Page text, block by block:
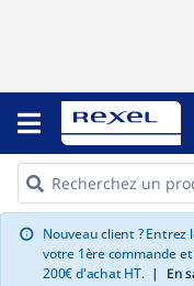
info Nouveau client ? Entrez
votre 1ère commande
200€ d'achat HT. | En